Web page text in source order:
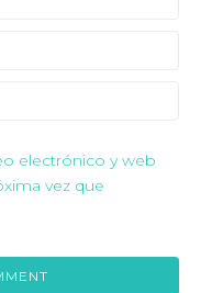
electrónico y web
vez que